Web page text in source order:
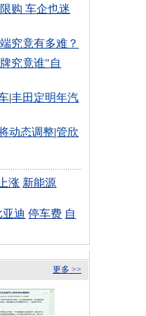
购 车企也迷
究竟有多难？
究竟谁"自
|丰田定明年汽
动态调整|管欣
涨 新能源
亚迪 停车费 自
更多 >>